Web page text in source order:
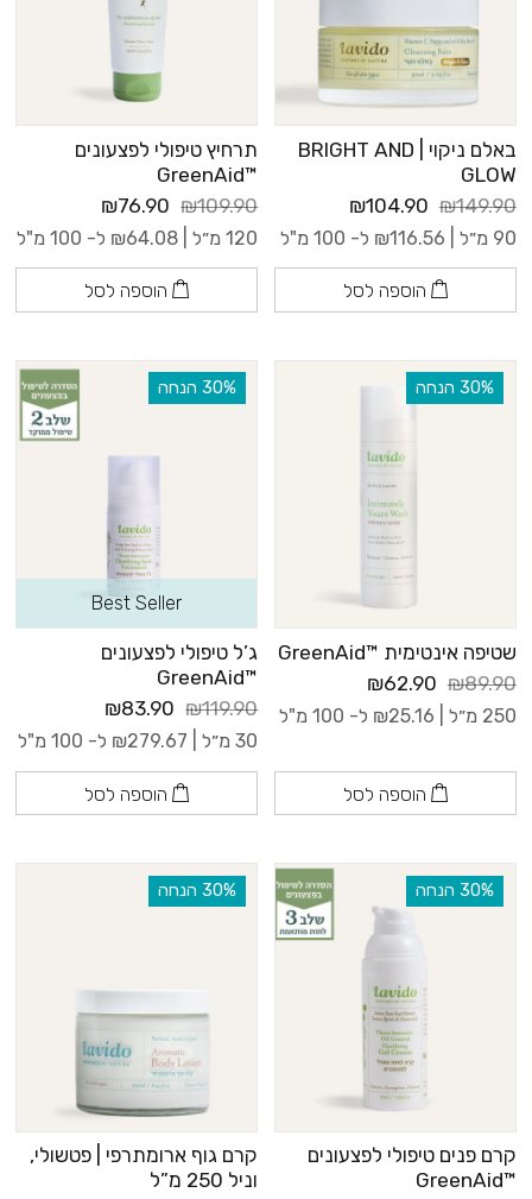
באלם ניקוי | BRIGHT AND
GLOW
₪149.90
₪104.90
90 מ״ל | ₪116.56 ל- 100 מ"ל
הוספה לסל
תרחיץ טיפולי לפצעונים
™GreenAid
₪109.90
₪76.90
120 מ״ל | ₪64.08 ל- 100 מ"ל
הוספה לסל
‫30% הנחה
שטיפה אינטימית ™GreenAid
₪89.90
₪62.90
250 מ״ל | ₪25.16 ל- 100 מ"ל
הוספה לסל
‫30% הנחה
Best Seller
ג’ל טיפולי לפצעונים
™GreenAid
₪119.90
₪83.90
30 מ״ל | ₪279.67 ל- 100 מ"ל
הוספה לסל
‫30% הנחה
קרם פנים טיפולי לפצעונים
™GreenAid
‫30% הנחה
קרם גוף ארומתרפי | פטשולי,
וניל 250 מ”ל